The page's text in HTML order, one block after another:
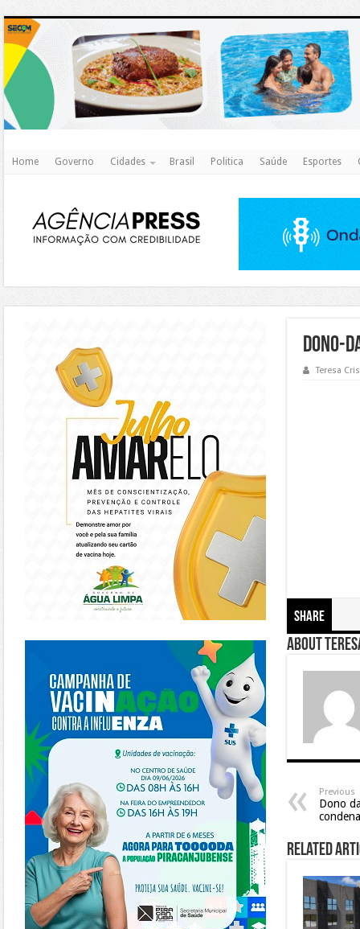
Home Governo Cidades Brasil Politica Saúde Esportes
dono-
Teresa
Share
About
Previous
Dono
Related
https://piracanjuba.go.gov.br/